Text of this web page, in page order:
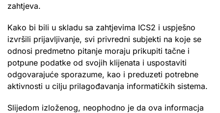
zahtjeva.
Kako bi bili u skladu sa zahtjevima ICS2 i uspješno
izvršili prijavljivanje, svi privredni subjekti na koje se
odnosi predmetno pitanje moraju prikupiti tačne i
potpune podatke od svojih klijenata i uspostaviti
odgovarajuće sporazume, kao i preduzeti potrebne
aktivnosti u cilju prilagođavanja informatičkih sistema.
Slijedom izloženog, neophodno je da ova informacja